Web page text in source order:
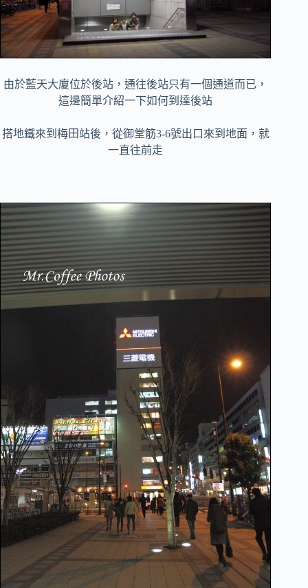
由於藍天大廈位於後站，通往後站只有一個通道而已，
這邊簡單介紹一下如何到達後站
搭地鐵來到梅田站後，從御堂筋3-6號出口來到地面，就
一直往前走